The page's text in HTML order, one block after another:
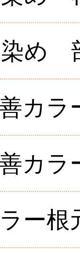
染め
カラ
カラ
ー根